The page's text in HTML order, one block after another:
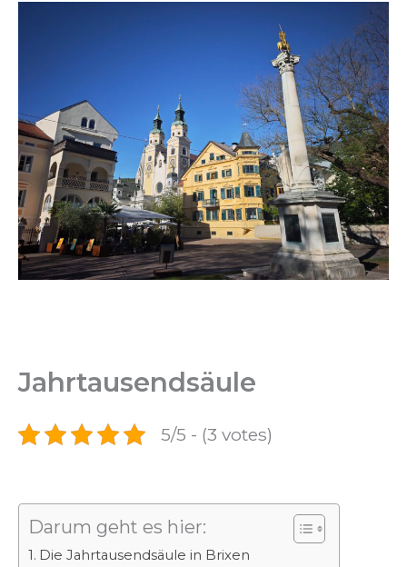
Jahrtausendsäule
5/5 - (3 votes)
Darum geht es hier:
Die Jahrtausendsäule in Brixen